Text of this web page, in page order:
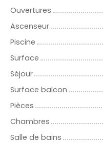
Ouvertures
Ascenseur
Piscine
Surface
Séjour
Surface balcon
Pièces
Chambres
Salle de bains